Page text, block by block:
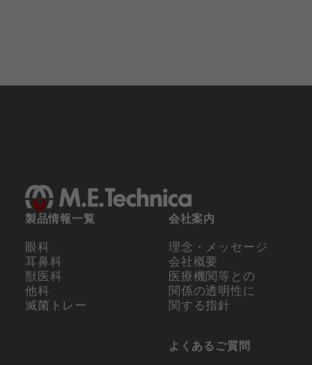
製品情報一覧
眼科
耳鼻科
獣医科
他科
滅菌トレー
会社案内
理念・メッセージ
会社概要
医療機関等との
関係の透明性に
関する指針
よくあるご質問